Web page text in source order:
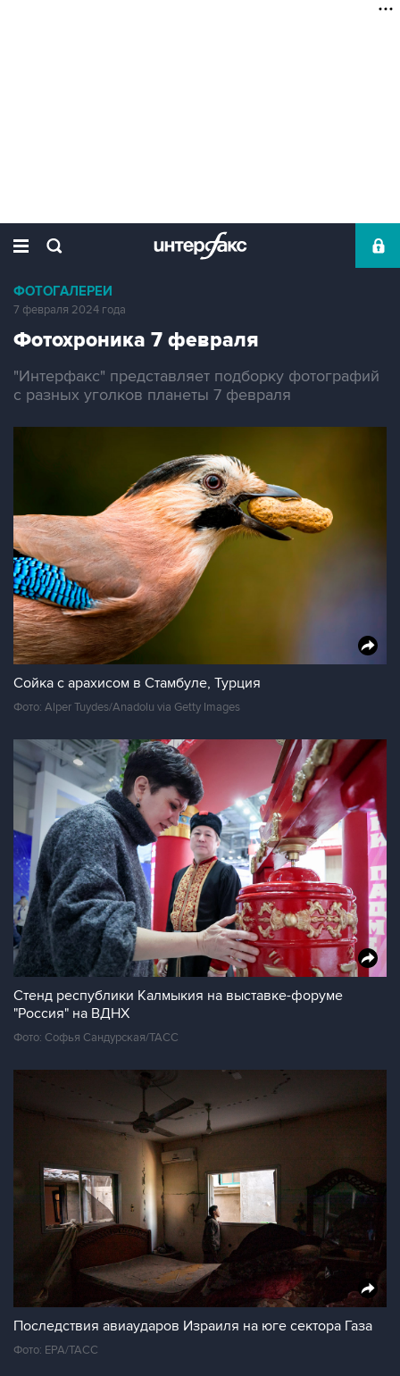
ФОТОГАЛЕРЕИ
7 февраля 2024 года
Фотохроника 7 февраля
"Интерфакс" представляет подборку фотографий
с разных уголков планеты 7 февраля
Сойка с арахисом в Стамбуле, Турция
Фото: Alper Tuydes/Anadolu via Getty Images
Стенд республики Калмыкия на выставке-форуме
"Россия" на ВДНХ
Фото: Софья Сандурская/ТАСС
Последствия авиаударов Израиля на юге сектора Газа
Фото: ЕРА/ТАСС